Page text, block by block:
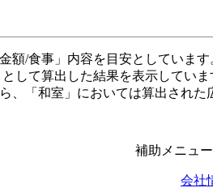
/食事」内容を目安としています
して算出した結果を表示していま
「和室」においては算出された
補助メニュー
会社